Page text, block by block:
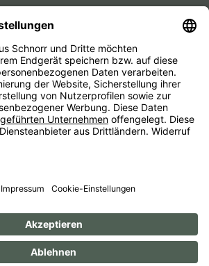
gesetzl. Mehrwertsteuer zzgl.
anders angegeben.
und Teehaus Schnorr - with
WiderrufsbelehrungenDatenschutz
Barrierefreiheit